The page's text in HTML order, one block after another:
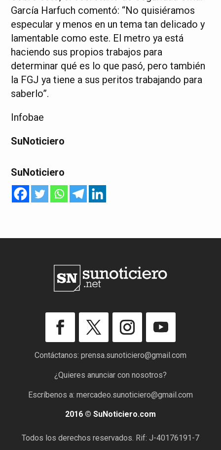
García Harfuch comentó: “No quisiéramos
especular y menos en un tema tan delicado y
lamentable como este. El metro ya está
haciendo sus propios trabajos para
determinar qué es lo que pasó, pero también
la FGJ ya tiene a sus peritos trabajando para
saberlo”.
Infobae
SuNoticiero
SuNoticiero
Contáctanos: prensa.sunoticiero@gmail.com
¿Quieres anunciar con nosotros?
Escríbenos a: mercadeo.sunoticiero@gmail.com
2016 © SuNoticiero.com
Todos los derechos reservados. Rif: J-40176191-7